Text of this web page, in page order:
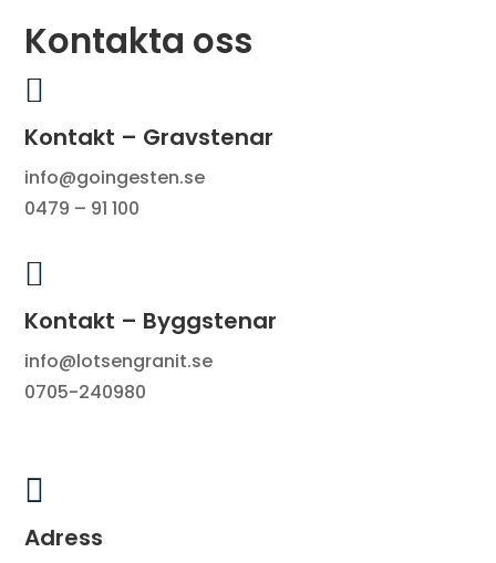
Kontakta oss

Kontakt – Gravstenar
info@goingesten.se
0479 – 91 100

Kontakt – Byggstenar
info@lotsengranit.se
0705-240980

Adress